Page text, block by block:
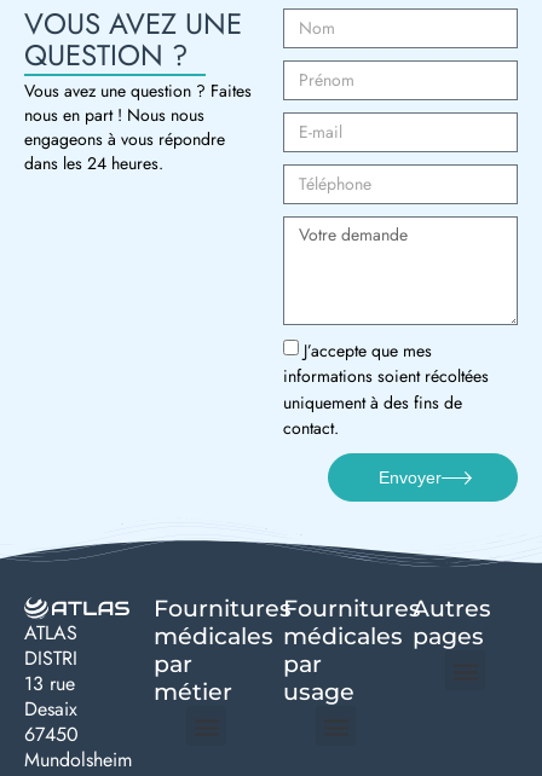
VOUS AVEZ UNE
QUESTION ?
Vous avez une question ? Faites
nous en part ! Nous nous
engageons à vous répondre
dans les 24 heures.
J’accepte que mes
informations soient récoltées
uniquement à des fins de
contact.
Envoyer
ATLAS
DISTRI
13 rue
Desaix
67450
Mundolsheim
Fournitures
médicales
par
métier
Fournitures
médicales
par
usage ​
Autres
pages